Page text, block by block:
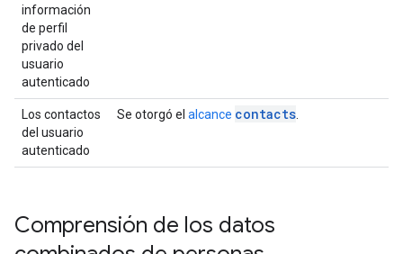
información
de perfil
privado del
usuario
autenticado
Los contactos
del usuario
autenticado
Se otorgó el alcance contacts
Comprensión de los datos